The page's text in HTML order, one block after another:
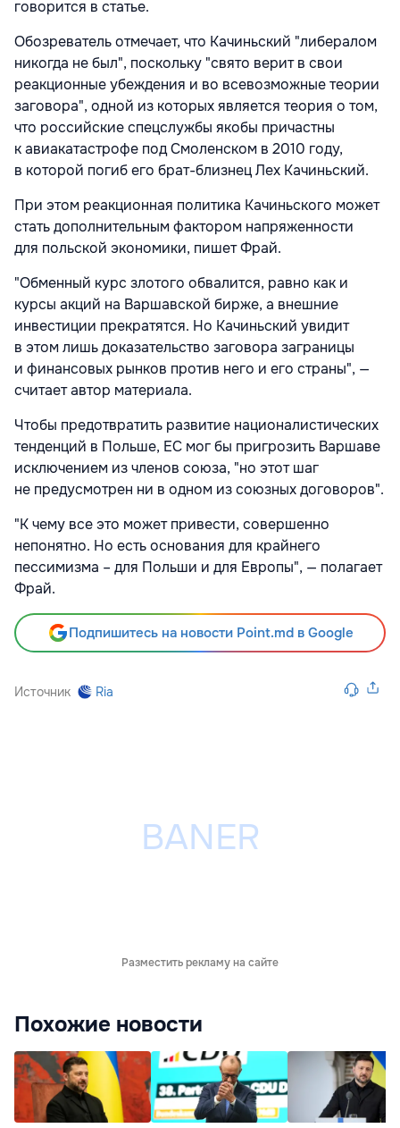
говорится в статье.
Обозреватель отмечает, что Качиньский "либералом
никогда не был", поскольку "свято верит в свои
реакционные убеждения и во всевозможные теории
заговора", одной из которых является теория о том,
что российские спецслужбы якобы причастны
к авиакатастрофе под Смоленском в 2010 году,
в которой погиб его брат-близнец Лех Качиньский.
При этом реакционная политика Качиньского может
стать дополнительным фактором напряженности
для польской экономики, пишет Фрай.
"Обменный курс злотого обвалится, равно как и
курсы акций на Варшавской бирже, а внешние
инвестиции прекратятся. Но Качиньский увидит
в этом лишь доказательство заговора заграницы
и финансовых рынков против него и его страны", —
считает автор материала.
Чтобы предотвратить развитие националистических
тенденций в Польше, ЕС мог бы пригрозить Варшаве
исключением из членов союза, "но этот шаг
не предусмотрен ни в одном из союзных договоров".
"К чему все это может привести, совершенно
непонятно. Но есть основания для крайнего
пессимизма – для Польши и для Европы", — полагает
Фрай.
Подпишитесь на новости Point.md в Google
Источник Ria
Разместить рекламу на сайте
Похожие новости